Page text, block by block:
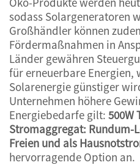
sodass Solargeneratoren
Großhändler können
Fördermaßnahmen in
Länder gewähren
für erneuerbare
Solarenergie günstiger
Unternehmen höhere
Energiebedarfe gilt: 500W
Stromaggregat: Rundum-
Freien und als
hervorragende Option an.